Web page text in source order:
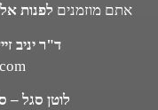
אתם מוזמנים לפנות
ד"ר יניב
לוטן סגל –